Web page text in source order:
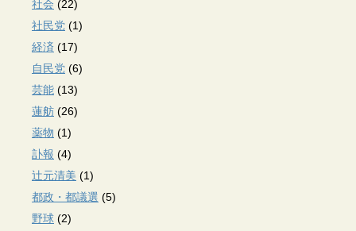
社会 (22)
社民党 (1)
経済 (17)
自民党 (6)
芸能 (13)
蓮舫 (26)
薬物 (1)
訃報 (4)
辻元清美 (1)
都政・都議選 (5)
野球 (2)